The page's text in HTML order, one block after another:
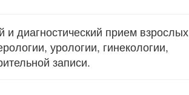
диагностический прием взрослых
урологии, гинекологии,
записи.